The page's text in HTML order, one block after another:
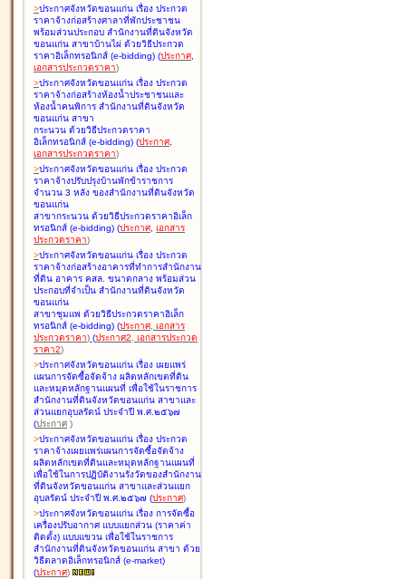
>ประกาศจังหวัดขอนแก่น เรื่อง ประกวด
ราคาจ้างก่อสร้างศาลาที่พักประชาชน
พร้อมส่วนประกอบ สำนักงานที่ดินจังหวัด
ขอนแก่น สาขาบ้านไผ่ ด้วยวิธีประกวด
ราคาอิเล็กทรอนิกส์ (e-bidding) (ประกาศ,
เอกสารประกวดราคา)
>ประกาศจังหวัดขอนแก่น เรื่อง ประกวด
ราคาจ้างก่อสร้างห้องน้ำประชาชนและ
ห้องน้ำคนพิการ สำนักงานที่ดินจังหวัด
ขอนแก่น สาขา
กระนวน ด้วยวิธีประกวดราคา
อิเล็กทรอนิกส์ (e-bidding) (ประกาศ,
เอกสารประกวดราคา)
>ประกาศจังหวัดขอนแก่น เรื่อง ประกวด
ราคาจ้างปรับปรุงบ้านพักข้าราชการ
จำนวน 3 หลัง ของสำนักงานที่ดินจังหวัด
ขอนแก่น
สาขากระนวน ด้วยวิธีประกวดราคาอิเล็ก
ทรอนิกส์ (e-bidding) (ประกาศ, เอกสาร
ประกวดราคา)
>ประกาศจังหวัดขอนแก่น เรื่อง ประกวด
ราคาจ้างก่อสร้างอาคารที่ทำการสำนักงาน
ที่ดิน อาคาร คสล. ขนาดกลาง พร้อมส่วน
ประกอบที่จำเป็น สำนักงานที่ดินจังหวัด
ขอนแก่น
สาขาชุมแพ ด้วยวิธีประกวดราคาอิเล็ก
ทรอนิกส์ (e-bidding) (ประกาศ, เอกสาร
ประกวดราคา) (ประกาศ2, เอกสารประกวด
ราคา2)
>ประกาศจังหวัดขอนแก่น เรื่อง เผยแพร่
แผนการจัดซื้อจัดจ้าง ผลิตหลักเขตที่ดิน
และหมุดหลักฐานแผนที่ เพื่อใช้ในราชการ
สำนักงานที่ดินจังหวัดขอนแก่น สาขาและ
ส่วนแยกอุบลรัตน์ ประจำปี พ.ศ.๒๕๖๗
(ประกาศ )
>ประกาศจังหวัดขอนแก่น เรื่อง ประกวด
ราคาจ้างเผยแพร่แผนการจัดซื้อจัดจ้าง
ผลิตหลักเขตที่ดินและหมุดหลักฐานแผนที่
เพื่อใช้ในการปฏิบัติงานรังวัดของสำนักงาน
ที่ดินจังหวัดขอนแก่น สาขาและส่วนแยก
อุบลรัตน์ ประจำปี พ.ศ.๒๕๖๗ (ประกาศ)
>ประกาศจังหวัดขอนแก่น เรื่อง การจัดซื้อ
เครื่องปรับอากาศ แบบแยกส่วน (ราคาค่า
ติดตั้ง) แบบแขวน เพื่อใช้ในราชการ
สำนักงานที่ดินจังหวัดขอนแก่น สาขา ด้วย
วิธีตลาดอิเล็กทรอนิกส์ (e-market)
(ประกาศ)